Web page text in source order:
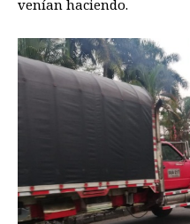
venían haciendo.